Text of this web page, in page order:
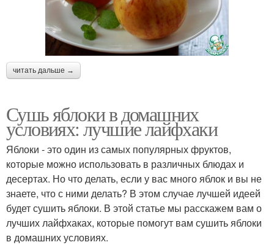
читать дальше →
Сушь яблоки в домашних
условиях: лучшие лайфхаки
Яблоки - это один из самых популярных фруктов,
которые можно использовать в различных блюдах и
десертах. Но что делать, если у вас много яблок и вы не
знаете, что с ними делать? В этом случае лучшей идеей
будет сушить яблоки. В этой статье мы расскажем вам о
лучших лайфхаках, которые помогут вам сушить яблоки
в домашних условиях.